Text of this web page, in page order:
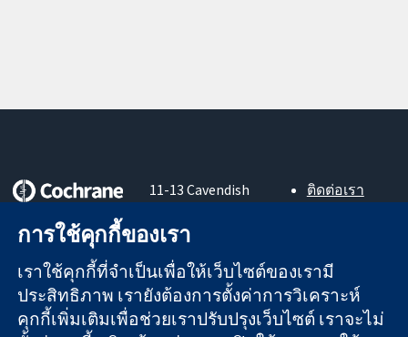
หลักฐานที่เชื่อถือ
ได้
สู่การตัดสินใจ
อย่างมีข้อมูล
เพื่อสุขภาพที่ดีขึ้น
11-13 Cavendish
London
United Kingdom
ติดต่อเรา
About us
ตำแหน่งงาน
Cochrane
Library
การใช้คุกกี้ของเรา
เราใช้คุกกี้ที่จำเป็นเพื่อให้เว็บไซต์ของเรามี
ประสิทธิภาพ เรายังต้องการตั้งค่าการวิเคราะห์
คุกกี้เพิ่มเติมเพื่อช่วยเราปรับปรุงเว็บไซต์ เราจะไม่